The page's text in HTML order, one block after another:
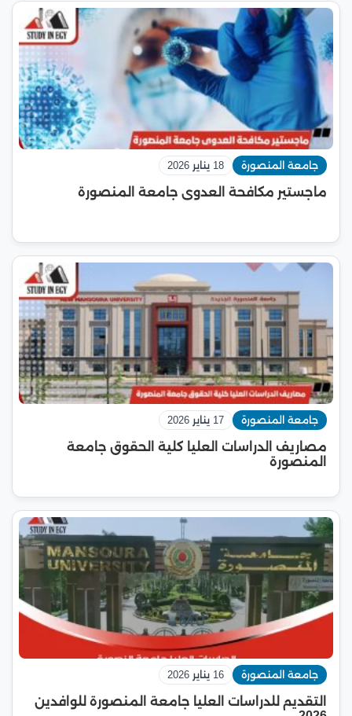
جامعة المنصورة 18 يناير 2026
ماجستير مكافحة العدوى جامعة المنصورة
جامعة المنصورة 17 يناير 2026
مصاريف الدراسات العليا كلية الحقوق جامعة
المنصورة
جامعة المنصورة 16 يناير 2026
التقديم للدراسات العليا جامعة المنصورة للوافدين